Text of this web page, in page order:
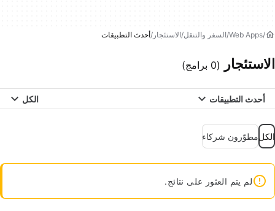
Web Apps السفر والتنقل الاستئجار أحدث التطبيقات
الاستئجار (0 برامج)
أحدث التطبيقات الكل
الكلمطوّرون شركاء
لم يتم العثور على نتائج.